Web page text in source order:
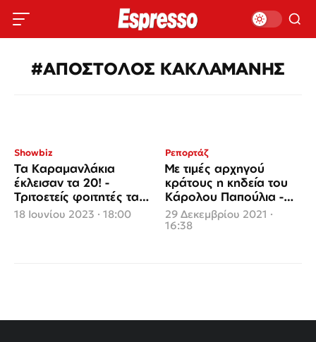
#ΑΠΟΣΤΟΛΟΣ ΚΑΚΛΑΜΑΝΗΣ
Showbiz
Τα Καραμανλάκια
έκλεισαν τα 20! -
Τριτοετείς φοιτητές τα
δίδυμα!
18 Ιουνίου 2023 · 18:00
Ρεπορτάζ
Mε τιμές αρχηγού
κράτους η κηδεία του
Κάρολου Παπούλια -
Αύριο στα Γιάννενα η
ταφή
29 Δεκεμβρίου 2021 ·
16:38